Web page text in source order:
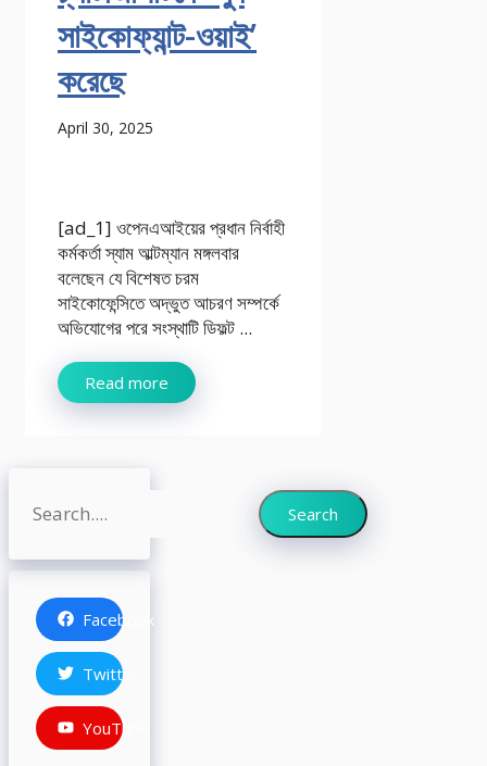
সাইকোফ্যান্ট-ওয়াই’
করেছে
April 30, 2025
[ad_1] ওপেনএআইয়ের প্রধান নির্বাহী
কর্মকর্তা স্যাম আল্টম্যান মঙ্গলবার
বলেছেন যে বিশেষত চরম
সাইকোফেন্সিতে অদ্ভুত আচরণ সম্পর্কে
অভিযোগের পরে সংস্থাটি ডিফল্ট ...
Read more
Search Search
Facebook
Twitter
YouTube